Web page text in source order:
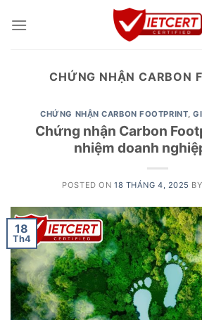
CHỨNG NHẬN CARBON
CHỨNG NHẬN CARBON FOOTPRINT,
Chứng nhận Carbon
nhiệm doanh
POSTED ON 18 THÁNG 4, 2025 BY
18
Th4